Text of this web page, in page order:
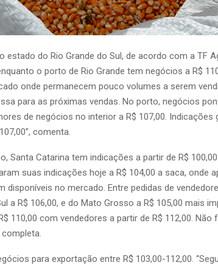
estado do Rio Grande do Sul, de acordo com a TF
o porto de Rio Grande tem negócios a R$
onde permanecem pouco volumes a serem
para as próximas vendas. No porto, negócios
de negócios no interior a R$ 107,00. Indicações
comenta.
Santa Catarina tem indicações a partir de R$
suas indicações hoje a R$ 104,00 a saca, onde
disponíveis no mercado. Entre pedidas de
a R$ 106,00, e do Mato Grosso a R$ 105,00 mais
110,00 com vendedores a partir de R$ 112,00. Não
para exportação entre R$ 103,00-112,00.